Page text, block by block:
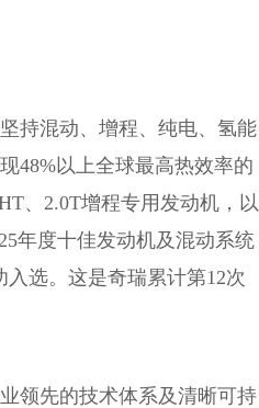
持混动、增程、纯电、氢能
48%以上全球最高热效率的
、2.0T增程专用发动机，以
年度十佳发动机及混动系统
选。这是奇瑞累计第12次
领先的技术体系及清晰可持